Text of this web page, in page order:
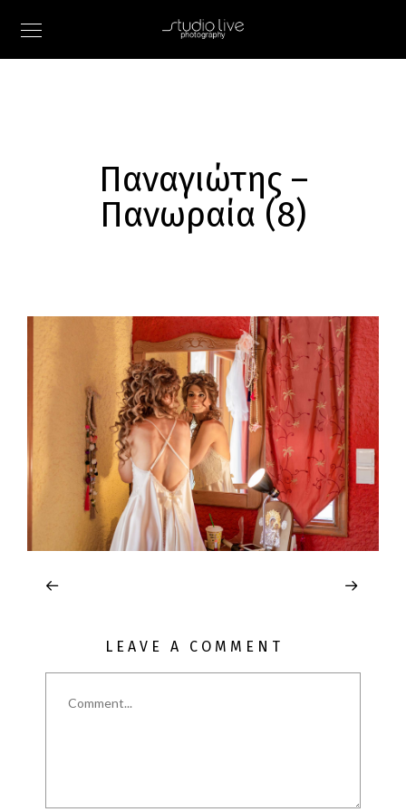
Παναγιώτης –
Πανωραία (8)
LEAVE A COMMENT